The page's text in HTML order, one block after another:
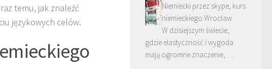
temu, jak znaleźć
językowych celów.
Niemiecki przez skype, kurs
niemieckiego Wrocław
W dzisiejszym świecie,
gdzie elastyczność i wygoda
mają ogromne znaczenie, …